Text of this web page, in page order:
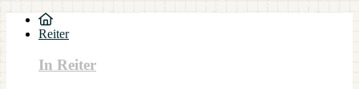
Reiter
In Reiter